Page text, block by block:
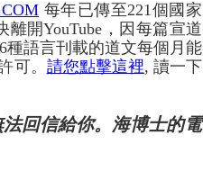
每年已傳至221個國家
開YouTube，因每篇宣道
種語言刊載的道文每個月能
可。 請您點擊這裡, 讀一下
回信給你。海博士的電